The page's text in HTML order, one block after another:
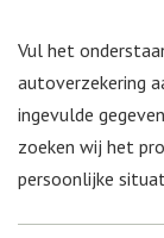
Vul het
autoverzekering
ingevulde
zoeken wij het
persoonlijke